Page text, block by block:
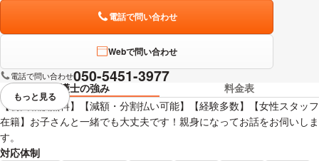
電話で問い合わせ
Webで問い合わせ
電話で問い合わせ050-5451-3977
弁護士の強み
料金表
【初回相談無料】【減額・分割払い可能】【経験多数】【女性スタッフ
在籍】お子さんと一緒でも大丈夫です！親身になってお話をお伺いしま
す。
対応体制
視覚的に省略されている要素を
もっと見る